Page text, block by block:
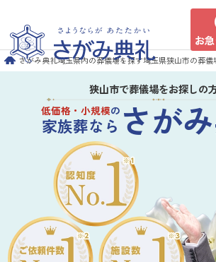
お
さがみ典礼埼玉県内の葬儀場を探す埼玉県狭山市の葬儀
狭山市で葬儀場をお探しの
低価格・小規模の
家族葬なら さが